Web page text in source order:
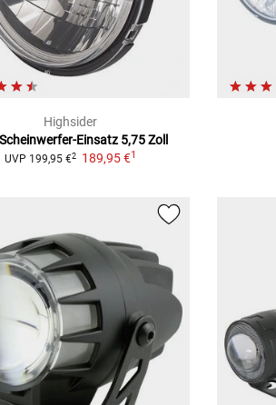
Highsider
Einsatz 5,75 Zoll
UVP 199,95 €2 189,95 €1